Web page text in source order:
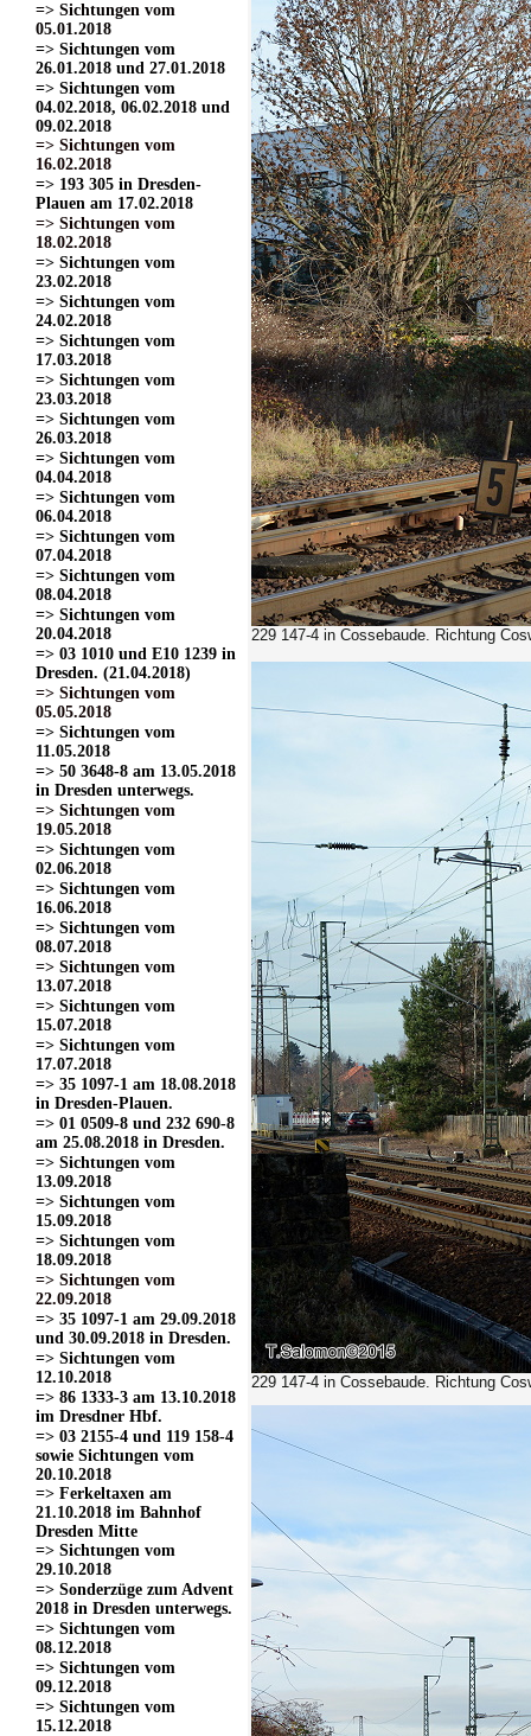
=> Sichtungen vom
05.01.2018
=> Sichtungen vom
26.01.2018 und 27.01.2018
=> Sichtungen vom
04.02.2018, 06.02.2018 und
09.02.2018
=> Sichtungen vom
16.02.2018
=> 193 305 in Dresden-
Plauen am 17.02.2018
=> Sichtungen vom
18.02.2018
=> Sichtungen vom
23.02.2018
=> Sichtungen vom
24.02.2018
=> Sichtungen vom
17.03.2018
=> Sichtungen vom
23.03.2018
=> Sichtungen vom
26.03.2018
=> Sichtungen vom
04.04.2018
=> Sichtungen vom
06.04.2018
=> Sichtungen vom
07.04.2018
=> Sichtungen vom
08.04.2018
=> Sichtungen vom
20.04.2018
=> 03 1010 und E10 1239 in
Dresden. (21.04.2018)
=> Sichtungen vom
05.05.2018
=> Sichtungen vom
11.05.2018
=> 50 3648-8 am 13.05.2018
in Dresden unterwegs.
=> Sichtungen vom
19.05.2018
=> Sichtungen vom
02.06.2018
=> Sichtungen vom
16.06.2018
=> Sichtungen vom
08.07.2018
=> Sichtungen vom
13.07.2018
=> Sichtungen vom
15.07.2018
=> Sichtungen vom
17.07.2018
=> 35 1097-1 am 18.08.2018
in Dresden-Plauen.
=> 01 0509-8 und 232 690-8
am 25.08.2018 in Dresden.
=> Sichtungen vom
13.09.2018
=> Sichtungen vom
15.09.2018
=> Sichtungen vom
18.09.2018
=> Sichtungen vom
22.09.2018
=> 35 1097-1 am 29.09.2018
und 30.09.2018 in Dresden.
=> Sichtungen vom
12.10.2018
=> 86 1333-3 am 13.10.2018
im Dresdner Hbf.
=> 03 2155-4 und 119 158-4
sowie Sichtungen vom
20.10.2018
=> Ferkeltaxen am
21.10.2018 im Bahnhof
Dresden Mitte
=> Sichtungen vom
29.10.2018
=> Sonderzüge zum Advent
2018 in Dresden unterwegs.
=> Sichtungen vom
08.12.2018
=> Sichtungen vom
09.12.2018
=> Sichtungen vom
15.12.2018
229 147-4 in Cossebaude. Richtung
229 147-4 in Cossebaude. Richtung